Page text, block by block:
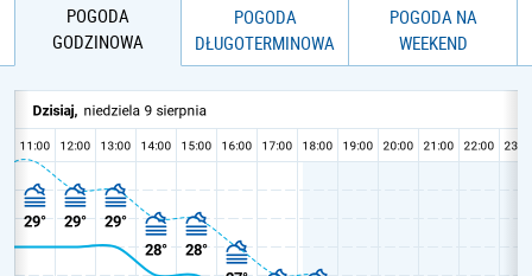
POGODA
GODZINOWA
POGODA
DŁUGOTERMINOWA
POGODA NA
WEEKEND